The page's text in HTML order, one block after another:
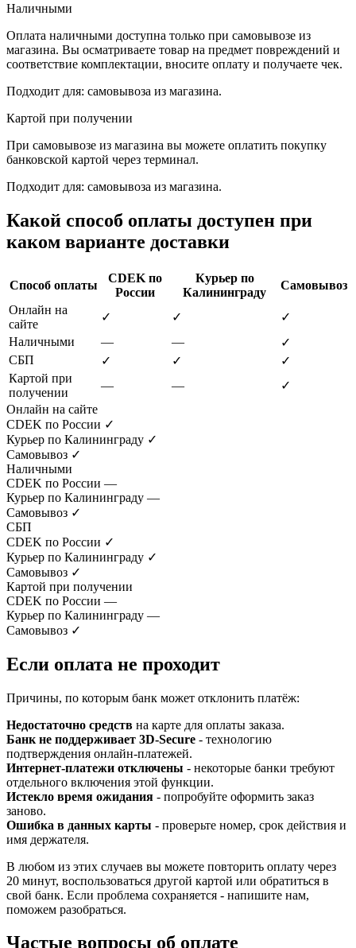
Наличными
Оплата наличными доступна только при самовывозе из
магазина. Вы осматриваете товар на предмет повреждений и
соответствие комплектации, вносите оплату и получаете чек.
Подходит для: самовывоза из магазина.
Картой при получении
При самовывозе из магазина вы можете оплатить покупку
банковской картой через терминал.
Подходит для: самовывоза из магазина.
Какой способ оплаты доступен при
каком варианте доставки
Способ оплаты
CDEK по
России
Курьер по
Калининграду
Самовывоз
Онлайн на
сайте
✓ ✓
✓
Наличными
— —
✓
СБП
✓ ✓
✓
Картой при
получении
— —
✓
Онлайн на сайте
CDEK по России ✓
Курьер по Калининграду ✓
Самовывоз ✓
Наличными
CDEK по России —
Курьер по Калининграду —
Самовывоз ✓
СБП
CDEK по России ✓
Курьер по Калининграду ✓
Самовывоз ✓
Картой при получении
CDEK по России —
Курьер по Калининграду —
Самовывоз ✓
Если оплата не проходит
Причины, по которым банк может отклонить платёж:
Недостаточно средств на карте для оплаты заказа.
Банк не поддерживает 3D-Secure - технологию
подтверждения онлайн-платежей.
Интернет-платежи отключены - некоторые банки требуют
отдельного включения этой функции.
Истекло время ожидания - попробуйте оформить заказ
заново.
Ошибка в данных карты - проверьте номер, срок действия и
имя держателя.
В любом из этих случаев вы можете повторить оплату через
20 минут, воспользоваться другой картой или обратиться в
свой банк. Если проблема сохраняется - напишите нам,
поможем разобраться.
Частые вопросы об оплате